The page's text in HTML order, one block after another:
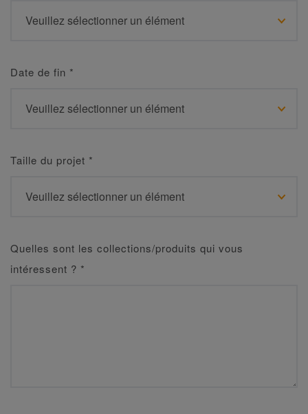
Date de fin *
Taille du projet *
Quelles sont les collections/produits qui vous
intéressent ? *